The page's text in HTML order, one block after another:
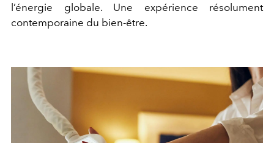
l’énergie globale. Une expérience résolument
contemporaine du bien-être.